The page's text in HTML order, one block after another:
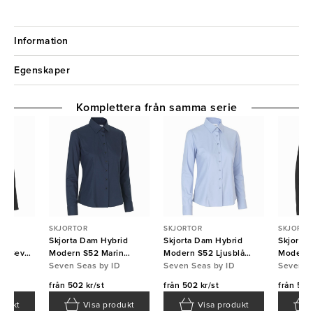
Information
Egenskaper
Seven
SKJORTOR
Skjorta Dam Hybrid
Modern S52 Marin
Seven Seas
Seven Seas by ID
från 502 kr/st
Visa produkt
SKJORTOR
Skjorta Dam Hybrid
Modern S52 Ljusblå
Seven Seas
Seven Seas by ID
från 502 kr/st
Visa produkt
Skjorta
Modern
Seas
Seven
från
Komplettera från samma serie